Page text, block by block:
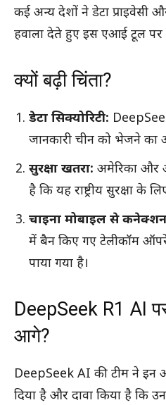
कई अन्य देशों ने डेटा प्राइवेसी
हवाला देते हुए इस एआई टूल पर
क्यों बढ़ी चिंता?
डेटा सिक्योरिटी:
जानकारी चीन को भेजने का
सुरक्षा खतरा: अमेरिका और
है कि यह राष्ट्रीय सुरक्षा के
चाइना मोबाइल से
में बैन किए गए टेलीकॉम
पाया गया है।
DeepSeek R1 AI
आगे?
DeepSeek AI की टीम ने इन
दिया है और दावा किया है कि